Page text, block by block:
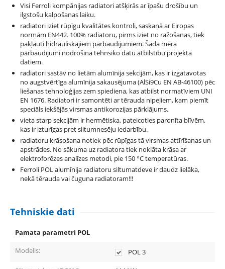
Visi Ferroli kompānijas radiatori atšķirās ar īpašu drošību un
ilgstošu kalpošanas laiku.
radiatori iziet rūpīgu kvalitātes kontroli, saskaņā ar Eiropas
normām EN442. 100% radiatoru, pirms iziet no ražošanas, tiek
pakļauti hidrauliskajiem pārbaudījumiem. Šāda mēra
pārbaudījumi nodrošina tehnsiko datu atbilstību projekta
datiem.
radiatori sastāv no lietām alumīnija sekcijām, kas ir izgatavotas
no augstvērtīga alumīnija sakausējuma (AlSi9Cu EN AB-46100) pēc
liešanas tehnoloģijas zem spiediena, kas atbilst normatīviem UNI
EN 1676. Radiatori ir samontēti ar tērauda nipeļiem, kam piemīt
speciāls iekšējās virsmas antikorozijas pārklājums.
vieta starp sekcijām ir hermētiska, pateicoties paronīta blīvēm,
kas ir izturīgas pret siltumnesēju iedarbību.
radiatoru krāsošana notiek pēc rūpīgas tā virsmas attīrīšanas un
apstrādes. No sākuma uz radiatora tiek noklāta krāsa ar
elektroforēzes analīzes metodi, pie 150 °С temperatūras.
Ferroli POL alumīnija radiatoru siltumatdeve ir daudz lielāka,
nekā tērauda vai čuguna radiatoram!!!
Tehniskie dati
Pamata parametri POL
Modelis:
POL 3